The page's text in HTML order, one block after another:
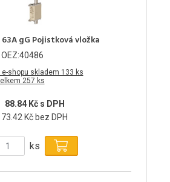
63A gG Pojistková vložka
OEZ:40486
e-shopu skladem 133 ks
257 ks
88.84 Kč s DPH
73.42 Kč bez DPH
ks